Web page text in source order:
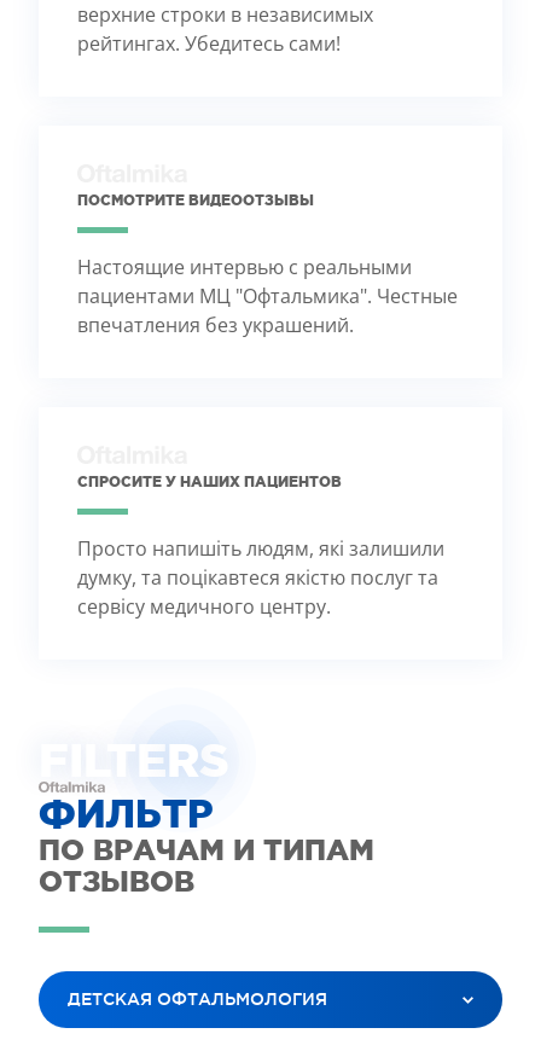
верхние строки в независимых
рейтингах. Убедитесь сами!
ПОСМОТРИТЕ ВИДЕООТЗЫВЫ
Настоящие интервью с реальными
пациентами МЦ "Офтальмика". Честные
впечатления без украшений.
СПРОСИТЕ У НАШИХ ПАЦИЕНТОВ
Просто напишіть людям, які залишили
думку, та поцікавтеся якістю послуг та
сервісу медичного центру.
FILTERS
ФИЛЬТР
ПО ВРАЧАМ И ТИПАМ
ОТЗЫВОВ
ДЕТСКАЯ ОФТАЛЬМОЛОГИЯ